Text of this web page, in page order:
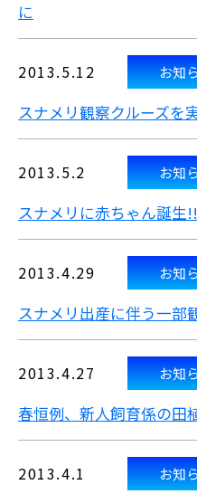
に
2013.5.12 お知
スナメリ観察クルーズを
2013.5.2 お知
スナメリに赤ちゃん誕生!!
2013.4.29 お知
スナメリ出産に伴う一部
2013.4.27 お知
春恒例、新人飼育係の田
2013.4.1 お知